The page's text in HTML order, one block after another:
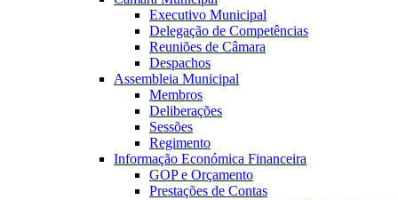
Executivo Municipal
Delegação de Competências
Reuniões de Câmara
Despachos
Assembleia Municipal
Membros
Deliberações
Sessões
Regimento
Informação Económica Financeira
GOP e Orçamento
Prestações de Contas